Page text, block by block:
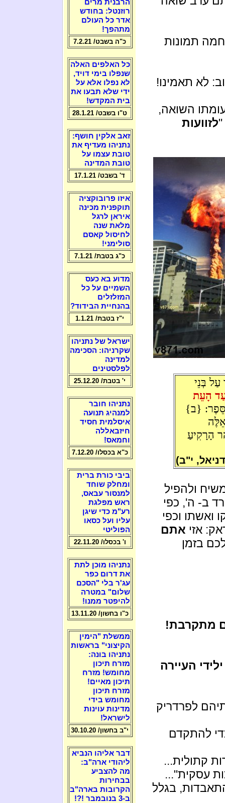
תמונות
לא תאמינו!
השואה,
לזוועות
בְּנֵי
הָעֵת
{ב}
הָרָקִיעַ
ולהפיל
ב- ה', כפי
ואשתו וכפי
אזי אתם
בזמן
מתקרבת!
העיירה
לפרדריק
להתקדם
בגלל
הרבנית מרים
רוזנטל: בחודש
אדר כל העולם
מתהפך!
כ"ה בשבט/ 7.2.21
כל האלפים האלה
שנפלו בימי דויד,
לא נפלו אלא על
ידי שלא תבעו את
בית המקדש!
ט"ו בשבט/ 28.1.21
זאב אלקין חושף:
נתניהו מעדיף את
טובת עצמו על
טובת המדינה
ד' בשבט/ 17.1.21
איזו פרובוקציה
תוקפנית מכינה
איראן לרגל
מלאת שנה
לחיסול קאסם
סולימני!
כ"ג בטבת/ 7.1.21
מדוע בא כעס
השמיים על כל
המזלזלים
בהנחיית הבידוד?
י"ז בטבת/ 1.1.21
ישראל של נתניהו
שקרניהו: הסכימה
למדינה
לפלסטינים
י' בטבת/ 25.12.20
נתניהו חובר
למנהיג תנועה
איסלמית חסיד
חיזבאללה
וחמאס!
כ"א בכסלו/ 7.12.20
ביבי כורת ברית
ומחלק שוחד
למנסור עבאס,
ראש מפלגת
רע"מ כדי שיגן
עליו ועל כסאו
הפוליטי
ו' בכסלו/ 22.11.20
נתניהו מוכן לתת
את דרום כפר
עג'ר בלי "הסכם
שלום" במטרה
להיפטר ממנו!
כ"ו בחשון/ 13.11.20
ממשלת "הימין
הקיצוני" בראשות
נתניהו בונה:
מזרח תיכון
מחומש! מזרח
תיכון מאיים!
מזרח תיכון
מחומש בידי
מדינות עוינות
לישראל!
י"ב בחשון/ 30.10.20
דבר אליהו הנביא
ליהודי ארה"ב:
מה להצביע
בבחירות
הקרובות בארה"ב
ב-3 בנובמבר !?!